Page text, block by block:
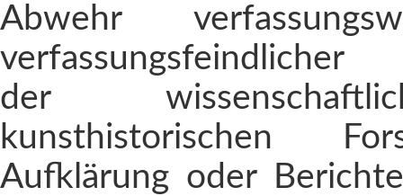
Abwehr
verfassungsfeindlicher
der
kunsthistorischen
Aufklärung oder